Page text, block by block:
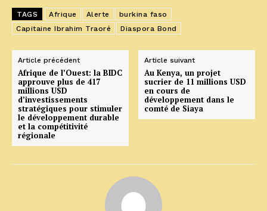
TAGS Afrique Alerte
burkina faso
Capitaine Ibrahim Traoré
Diaspora Bond
Article précédent
Afrique de l’Ouest: la BIDC
approuve plus de 417
millions USD
d’investissements
stratégiques pour stimuler
le développement durable
et la compétitivité
régionale
Article suivant
Au Kenya, un projet
sucrier de 11 millions USD
en cours de
développement dans le
comté de Siaya